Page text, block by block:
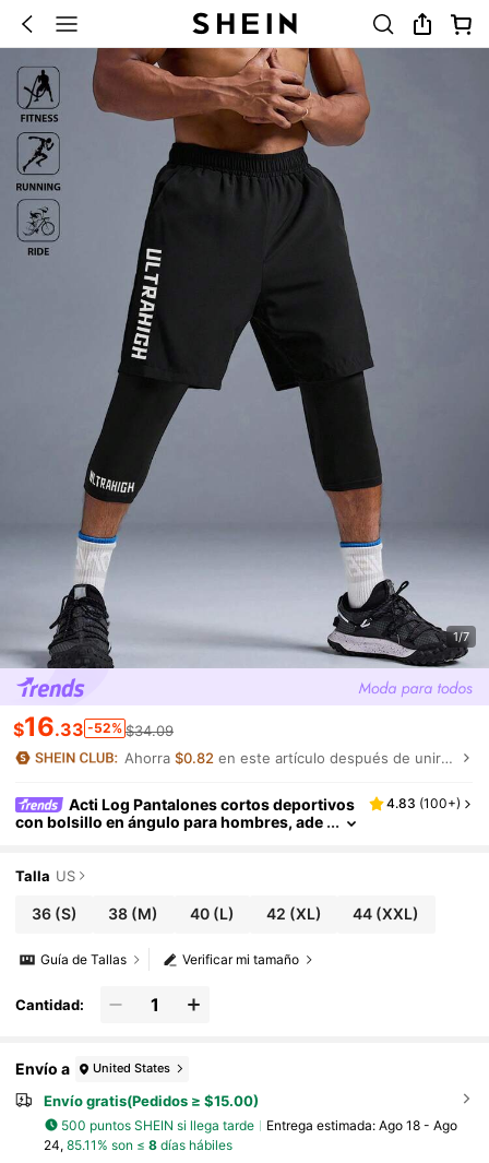
1/7
$16.33 -52% $34.09
Ahorra$0.82 en este artículo después de unirte.
Acti Log Pantalones cortos deportivos
con bolsillo en ángulo para hombres, ade
es cortos de entrenamiento, pantalones corto
os deportivos para hombres, pantalones cort
os de ejercicio, pantalones cortos para hombr
4.83 (100+)
Talla US
36(S) 38 (M) 40(L) 42 (XL) 44 (XXL)
Verificar mi tamaño
Guía de Tallas
Cantidad:
Envío a United States
Envío gratis(Pedidos ≥ $15.00)
500 puntos SHEIN si llega tarde Entrega estimada: Ago 18 - Ago
24, 85.11% son ≤ 8días hábiles